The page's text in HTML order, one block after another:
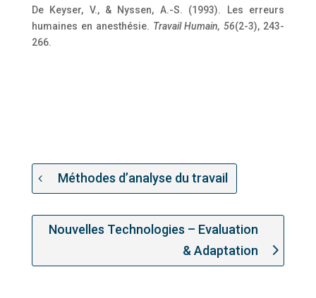
De Keyser, V., & Nyssen, A.-S. (1993). Les erreurs
humaines en anesthésie. Travail Humain, 56(2-3), 243-
266.
Méthodes d’analyse du travail
Nouvelles Technologies – Evaluation
& Adaptation